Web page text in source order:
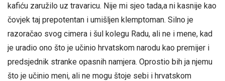
kafiću zaružilo uz travaricu. Nije mi sjeo tada,a ni kasnije kao
čovjek taj prepotentan i umišljen klemptoman. Silno je
razoračao svog cimera i šul kolegu Radu, ali ne i mene, kad
je uradio ono što je učinio hrvatskom narodu kao premijer i
predsjednik stranke opasnih namjera. Oprostio bih ja njemu
što je učinio meni, ali ne mogu štoje sebi i hrvatskom